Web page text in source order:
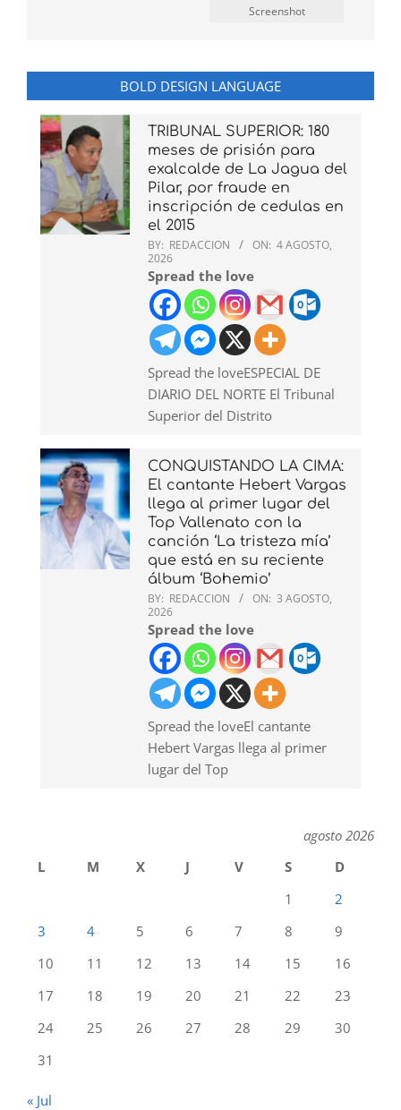
Screenshot
BOLD DESIGN LANGUAGE
TRIBUNAL SUPERIOR: 180
meses de prisión para
exalcalde de La Jagua del
Pilar, por fraude en
inscripción de cedulas en
el 2015
BY: REDACCION ON: 4 AGOSTO,
2026
Spread the love
Spread the loveESPECIAL DE
DIARIO DEL NORTE El Tribunal
Superior del Distrito
CONQUISTANDO LA CIMA:
El cantante Hebert Vargas
llega al primer lugar del
Top Vallenato con la
canción ‘La tristeza mía’
que está en su reciente
álbum ‘Bohemio’
BY: REDACCION ON: 3 AGOSTO,
2026
Spread the love
Spread the loveEl cantante
Hebert Vargas llega al primer
lugar del Top
agosto 2026
L
M X J V S
D
1
2
3
4 5 6 7 8
9
10
11 12 13 14 15
16
17
18 19 20 21 22
23
24
25 26 27 28 29
30
31
« Jul